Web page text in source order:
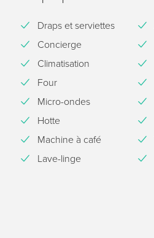
Draps et serviettes
Concierge
Climatisation
Four
Micro-ondes
Hotte
Machine à café
Lave-linge